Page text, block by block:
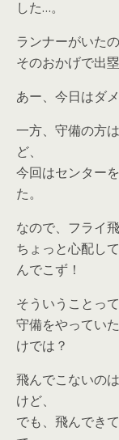
した…。
ランナーがいた
そのおかげで出
あー、今日はダ
一方、守備の方
ど、
今回はセンター
た。
なので、フライ
ちょっと心配し
んでこず！
そういうことっ
守備をやってい
けでは？
飛んでこないの
けど、
でも、飛んでき